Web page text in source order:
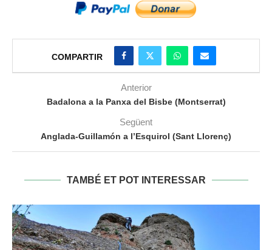
COMPARTIR
Anterior
Badalona a la Panxa del Bisbe (Montserrat)
Següent
Anglada-Guillamón a l’Esquirol (Sant Llorenç)
TAMBÉ ET POT INTERESSAR